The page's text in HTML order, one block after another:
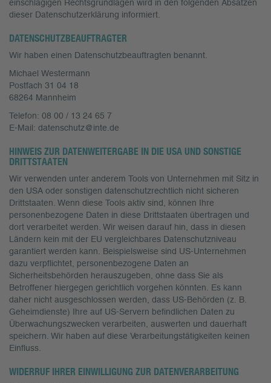
einschlägigen Rechtsgrundlagen wird in den folgenden Absätzen
dieser Datenschutzerklärung informiert.
DATENSCHUTZ­BEAUFTRAGTER
Wir haben einen Datenschutzbeauftragten benannt.
Michael Westermann
Postfach 31 04 18
68264 Mannheim
Telefon: 08 00 / 13 24 65 7
E-Mail: datenschutz@inte.de
HINWEIS ZUR DATENWEITERGABE IN DIE USA UND SONSTIGE
DRITTSTAATEN
Wir verwenden unter anderem Tools von Unternehmen mit Sitz in
den USA oder sonstigen datenschutzrechtlich nicht sicheren
Drittstaaten. Wenn diese Tools aktiv sind, können Ihre
personenbezogene Daten in diese Drittstaaten übertragen und
dort verarbeitet werden. Wir weisen darauf hin, dass in diesen
Ländern kein mit der EU vergleichbares Datenschutzniveau
garantiert werden kann. Beispielsweise sind US-Unternehmen
dazu verpflichtet, personenbezogene Daten an
Sicherheitsbehörden herauszugeben, ohne dass Sie als
Betroffener hiergegen gerichtlich vorgehen könnten. Es kann
daher nicht ausgeschlossen werden, dass US-Behörden (z. B.
Geheimdienste) Ihre auf US-Servern befindlichen Daten zu
Überwachungszwecken verarbeiten, auswerten und dauerhaft
speichern. Wir haben auf diese Verarbeitungstätigkeiten keinen
Einfluss.
WIDERRUF IHRER EINWILLIGUNG ZUR DATENVERARBEITUNG